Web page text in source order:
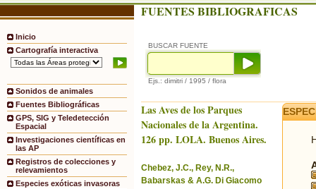
Inicio
Cartografía interactiva
Sonidos de animales
Fuentes Bibliográficas
GPS, SIG y Teledetección
Espacial
Investigaciones científicas en
las AP
Registros de colecciones y
relevamientos
Especies exóticas invasoras
FUENTES BIBLIOGRAFICAS
BUSCAR FUENTE
Ejs.: dimitri / 1995 / flora
Las Aves de los Parques
Nacionales de la Argentina.
126 pp. LOLA. Buenos Aires.
Chebez, J.C., Rey, N.R.,
Babarskas & A.G. Di Giacomo